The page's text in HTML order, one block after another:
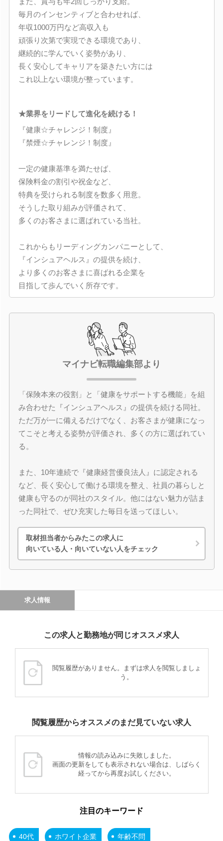
毎月のインセンティブと合わせれば、
年収1000万円など高収入も
頑張り次第で実現できる環境であり、
継続的に学んでいく姿勢があり、
長く安心してキャリアを築きたい方には
これ以上ない環境が整っています。
★業界をリードして進化を続ける！
『健康☆チャレンジ！制度』
『禁煙☆チャレンジ！制度』
一定の健康基準を満たせば、
保険料金の割引や祝金など、
特典を受けられる制度を数多く用意。
そうした取り組みが評価されて、
多くのお客さまに選ばれている当社。
これからもリーディングカンパニーとして、
『インシュアヘルス』の提供を続け、
より多くのお客さまに喜ばれる企業を
目指して歩んでいく所存です。
マイナビ転職編集部より
「保険本来の役割」と「健康をサポートする機能」を組
み合わせた『インシュアヘルス』の提供を続ける同社。
ただ万が一に備えるだけでなく、お客さまが健康になっ
てこそと考える姿勢が評価され、多くの方に選ばれてい
る。
また、10年連続で『健康経営優良法人』に認定される
など、長く安心して働ける環境を整え、社員の暮らしと
健康も守るのが同社のスタイル。他にはない魅力が詰ま
った同社で、ぜひ充実した毎日を送ってほしい。
取材担当者からみたこの求人に
向いている人・向いていない人をチェック
求人情報
この求人と勤務地が同じオススメ求人
閲覧履歴がありません。まずは求人を閲覧しましょ
う。
閲覧履歴からオススメのまだ見ていない求人
情報の読み込みに失敗しました。
画面の更新をしても表示されない場合は、しばらく
経ってから再度お試しください。
注目のキーワード
40代 ホワイト企業 年齢不問